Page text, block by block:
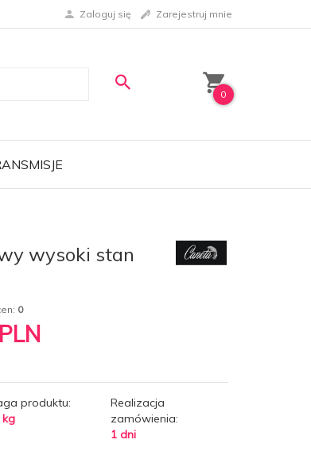
Zaloguj się Zarejestruj mnie
0
wysoki stan
0
PLN
produktu:
kg
Realizacja
zamówienia:
1 dni